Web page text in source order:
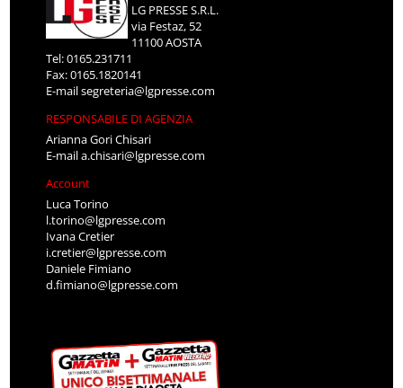
LG PRESSE S.R.L.
via Festaz, 52
11100 AOSTA
Tel: 0165.231711
Fax: 0165.1820141
E-mailsegreteria@lgpresse.com
RESPONSABILE DI AGENZIA
Arianna Gori Chisari
E-maila.chisari@lgpresse.com
Account
Luca Torino
l.torino@lgpresse.com
Ivana Cretier
i.cretier@lgpresse.com
Daniele Fimiano
d.fimiano@lgpresse.com